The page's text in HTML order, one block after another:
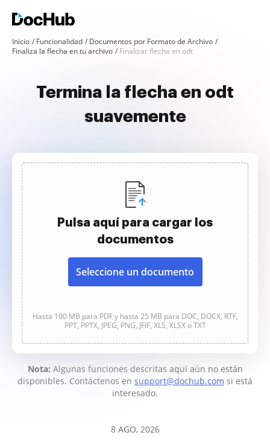
Inicio Funcionalidad
Documentos por Formato de Archivo
Finaliza la flecha en tu archivo
Finalizar flecha en odt
Termina la flecha en odt
suavemente
Pulsa aquí para cargar los
documentos
Seleccione un documento
Hasta 100 MB para PDF y hasta 25 MB para DOC, DOCX, RTF,
PPT, PPTX, JPEG, PNG, JFIF, XLS, XLSX o TXT
Nota: Algunas funciones descritas aquí aún no están
disponibles. Contáctenos en support@dochub.com si está
interesado.
8 AGO, 2026